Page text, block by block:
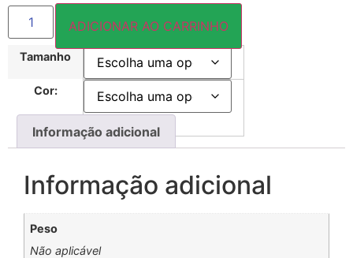
Tamanho
Cor:
ADICIONAR AO CARRINHO
Informação adicional
Informação adicional
Peso
Não aplicável